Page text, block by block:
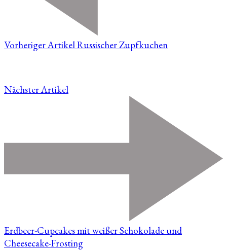
Vorheriger ArtikelRussischer Zupfkuchen
Nächster Artikel
Erdbeer-Cupcakes mit weißer Schokolade und
Cheesecake-Frosting